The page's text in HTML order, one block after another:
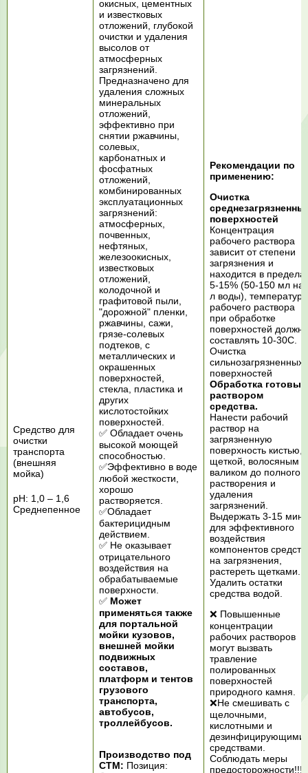
Средство для
очистки
транспорта
(внешняя
мойка)
рН: 1,0 – 1,6
Среднепенное
окисных, цементных
и известковых
отложений, глубокой
очистки и удаления
высолов от
атмосферных
загрязнений.
Предназначено для
удаления сложных
минеральных
отложений,
эффективно при
снятии ржавчины,
солевых,
карбонатных и
фосфатных
отложений,
комбинированных
эксплуатационных
загрязнений:
атмосферных,
почвенных,
нефтяных,
железоокисных,
известковых
отложений,
колодочной и
графитовой пыли,
"дорожной" пленки,
ржавчины, сажи,
грязе-солевых
подтеков, с
металлических и
окрашенных
поверхностей,
стекла, пластика и
других
кислотостойких
поверхностей.
✅ Обладает очень
высокой моющей
способностью.
✅Эффективно в воде
любой жесткости,
хорошо
растворяется.
✅Обладает
бактерицидным
действием.
✅ Не оказывает
отрицательного
воздействия на
обрабатываемые
поверхности.
✅ Может
применяться также
для портальной
мойки кузовов,
внешней мойки
подвижных
составов,
платформ и тентов
грузового
транспорта,
автобусов,
троллейбусов.
Производство под
СТМ: Позиция:
Рекомендации по
применению:
Очистка
поверхностей
Концентрация
рабочего раствора
зависит от степени
загрязнения и
находится в
5-15% (50-150 мл на
л воды), температура
рабочего раствора
при обработке
поверхностей должна
составлять 10-30С.
Очистка
сильнозагрязненных
поверхностей
Обработка готовым
раствором
средства.
Нанести рабочий
раствор на
загрязненную
поверхность кистью,
щеткой, волосяным
валиком до полного
растворения и
удаления
загрязнений.
Выдержать 3-15
для эффективного
воздействия
компонентов
на загрязнения,
растереть щетками.
Удалить остатки
средства водой.
❌ Повышенные
концентрации
рабочих растворов
могут вызвать
травление
полированных
поверхностей
природного камня.
❌Не смешивать с
щелочными,
кислотными и
дезинфицирующими
средствами.
Соблюдать меры
предосторожности!!!